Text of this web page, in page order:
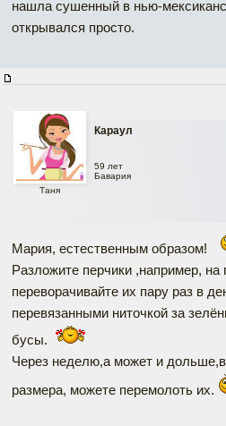
нашла сушенный в нью-
открывался просто.
Караул
Таня
59 лет
Бавария
Мария, естественным образом!
Разложите перчики ,например, на
перевoрачивайте их пару раз в
перевязанными ниточкой за
бусы.
Через неделю,а может и
размера, можете перемолоть их.